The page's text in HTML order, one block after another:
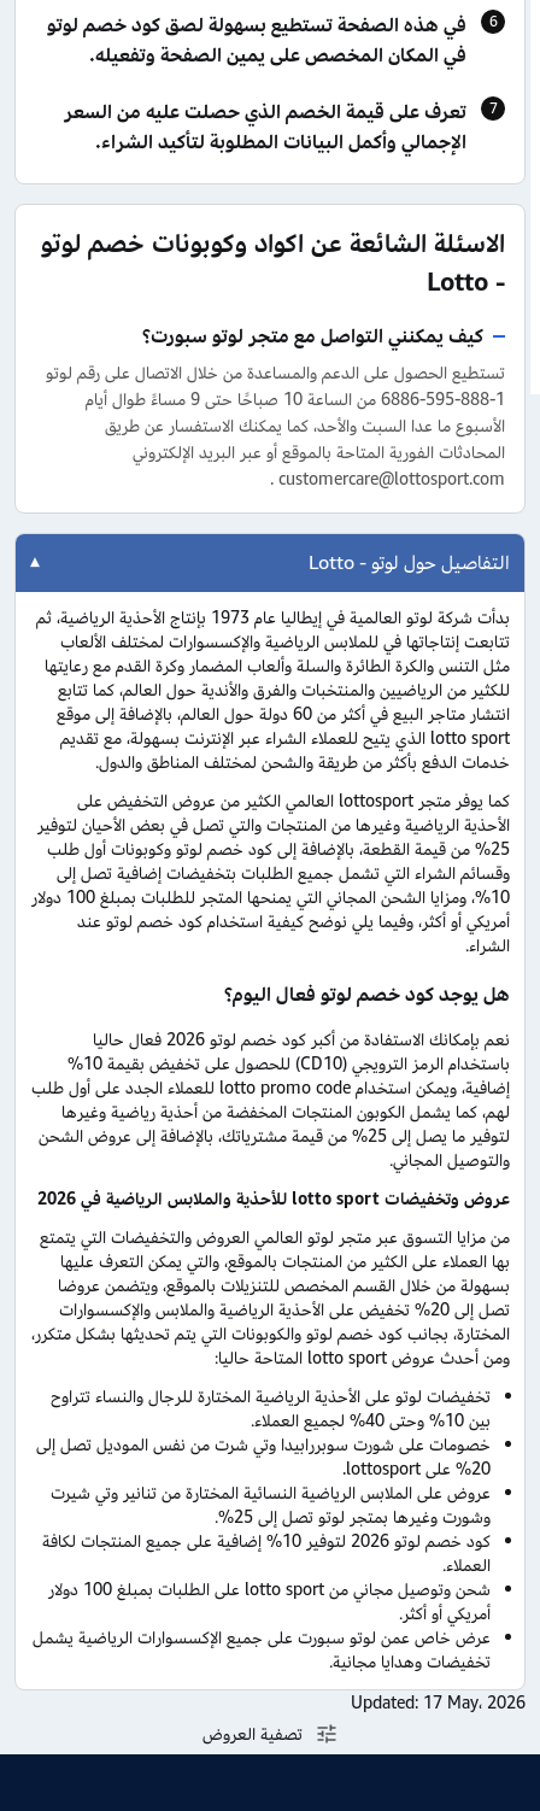
في هذه الصفحة تستطيع بسهولة لصق كود خصم لوتو
في المكان المخصص على يمين الصفحة وتفعيله.
تعرف على قيمة الخصم الذي حصلت عليه من السعر
الإجمالي وأكمل البيانات المطلوبة لتأكيد الشراء.
الاسئلة الشائعة عن اكواد وكوبونات خصم لوتو
- Lotto
كيف يمكنني التواصل مع متجر لوتو سبورت؟
تستطيع الحصول على الدعم والمساعدة من خلال الاتصال على رقم لوتو
1-888-595-6886 من الساعة 10 صباحًا حتى 9 مساءً طوال أيام
الأسبوع ما عدا السبت والأحد، كما يمكنك الاستفسار عن طريق
المحادثات الفورية المتاحة بالموقع أو عبر البريد الإلكتروني
customercare@lottosport.com .
التفاصيل حول لوتو - Lotto
بدأت شركة لوتو العالمية في إيطاليا عام 1973 بإنتاج الأحذية الرياضية، ثم
تتابعت إنتاجاتها في للملابس الرياضية والإكسسوارات لمختلف الألعاب
مثل التنس والكرة الطائرة والسلة وألعاب المضمار وكرة القدم مع رعايتها
للكثير من الرياضيين والمنتخبات والفرق والأندية حول العالم، كما تتابع
انتشار متاجر البيع في أكثر من 60 دولة حول العالم، بالإضافة إلى موقع
lotto sport الذي يتيح للعملاء الشراء عبر الإنترنت بسهولة، مع تقديم
خدمات الدفع بأكثر من طريقة والشحن لمختلف المناطق والدول.
كما يوفر متجر lottosport العالمي الكثير من عروض التخفيض على
الأحذية الرياضية وغيرها من المنتجات والتي تصل في بعض الأحيان لتوفير
25% من قيمة القطعة، بالإضافة إلى كود خصم لوتو وكوبونات أول طلب
وقسائم الشراء التي تشمل جميع الطلبات بتخفيضات إضافية تصل إلى
10%، ومزايا الشحن المجاني التي يمنحها المتجر للطلبات بمبلغ 100 دولار
أمريكي أو أكثر، وفيما يلي نوضح كيفية استخدام كود خصم لوتو عند
الشراء.
هل يوجد كود خصم لوتو فعال اليوم؟
نعم بإمكانك الاستفادة من أكبر كود خصم لوتو 2026 فعال حاليا
باستخدام الرمز الترويجي (CD10) للحصول على تخفيض بقيمة 10%
إضافية، ويمكن استخدام lotto promo code للعملاء الجدد على أول طلب
لهم، كما يشمل الكوبون المنتجات المخفضة من أحذية رياضية وغيرها
لتوفير ما يصل إلى 25% من قيمة مشترياتك، بالإضافة إلى عروض الشحن
والتوصيل المجاني.
عروض وتخفيضاتlotto sport للأحذية والملابس الرياضية في 2026
من مزايا التسوق عبر متجر لوتو العالمي العروض والتخفيضات التي يتمتع
بها العملاء على الكثير من المنتجات بالموقع، والتي يمكن التعرف عليها
بسهولة من خلال القسم المخصص للتنزيلات بالموقع، ويتضمن عروضا
تصل إلى 20% تخفيض على الأحذية الرياضية والملابس والإكسسوارات
المختارة، بجانب كود خصم لوتو والكوبونات التي يتم تحديثها بشكل متكرر،
ومن أحدث عروض lotto sport المتاحة حاليا:
تخفيضات لوتو على الأحذية الرياضية المختارة للرجال والنساء تتراوح
بين 10% وحتى 40% لجميع العملاء.
خصومات على شورت سوبررابيدا وتي شرت من نفس الموديل تصل إلى
20% على lottosport.
عروض على الملابس الرياضية النسائية المختارة من تنانير وتي شيرت
وشورت وغيرها بمتجر لوتو تصل إلى 25%.
كود خصم لوتو 2026 لتوفير 10% إضافية على جميع المنتجات لكافة
العملاء.
شحن وتوصيل مجاني من lotto sport على الطلبات بمبلغ 100 دولار
أمريكي أو أكثر.
عرض خاص عمن لوتو سبورت على جميع الإكسسوارات الرياضية يشمل
تخفيضات وهدايا مجانية.
Updated: 17 May، 2026
تصفية العروض